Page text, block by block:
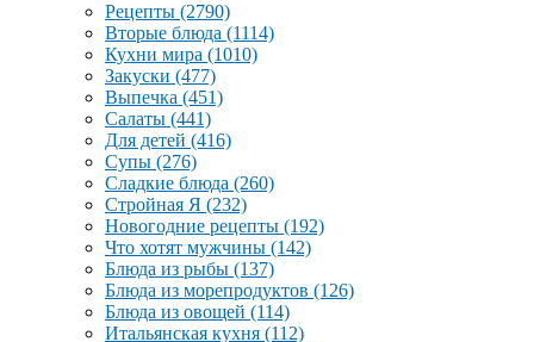
Рецепты (2790)
Вторые блюда (1114)
Кухни мира (1010)
Закуски (477)
Выпечка (451)
Салаты (441)
Для детей (416)
Супы (276)
Сладкие блюда (260)
Стройная Я (232)
Новогодние рецепты (192)
Что хотят мужчины (142)
Блюда из рыбы (137)
Блюда из морепродуктов (126)
Блюда из овощей (114)
Итальянская кухня (112)